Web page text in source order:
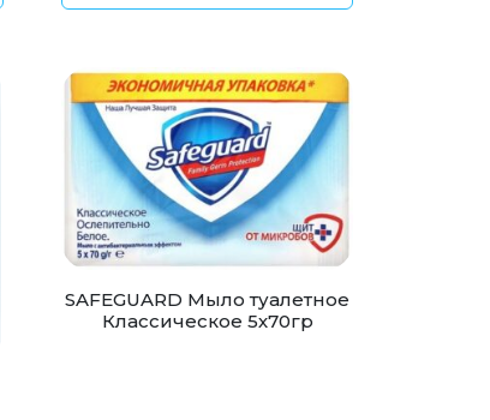
SAFEGUARD Мыло туалетное
Классическое 5х70гр